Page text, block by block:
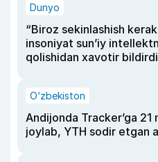
Dunyo
“Biroz sekinlashish
insoniyat sun’iy
qolishidan xavotir bildirdi
O‘zbekiston
Andijonda Tracker’ga 21
joylab, YTH sodir etgan